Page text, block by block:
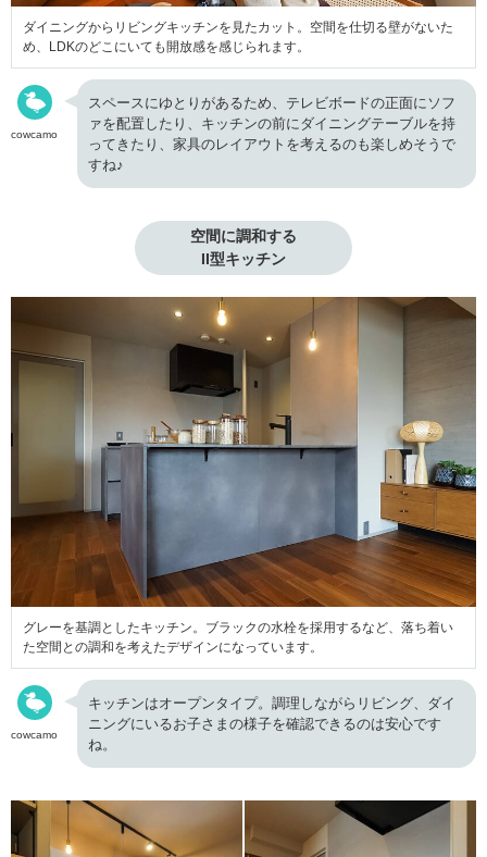
ダイニングからリビングキッチンを見たカット。空間を仕切る壁がないた
め、LDKのどこにいても開放感を感じられます。
cowcamo
スペースにゆとりがあるため、テレビボードの正面にソフ
ァを配置したり、キッチンの前にダイニングテーブルを持
ってきたり、家具のレイアウトを考えるのも楽しめそうで
すね♪
空間に調和する
II型キッチン
グレーを基調としたキッチン。ブラックの水栓を採用するなど、落ち着い
た空間との調和を考えたデザインになっています。
cowcamo
キッチンはオープンタイプ。調理しながらリビング、ダイ
ニングにいるお子さまの様子を確認できるのは安心です
ね。